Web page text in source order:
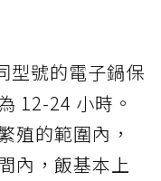
型號的電子鍋保
12-24 小時。
殖的範圍內，
內，飯基本上